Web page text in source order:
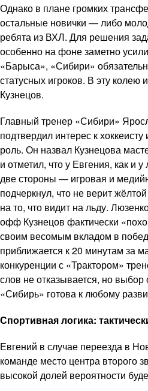
Однако в плане громких
остальные новички — либо
ребята из ВХЛ. Для решения
особенно на фоне заметно
«Барыса», «Сибири»
статусных игроков. В эту колею
Кузнецов.
Главный тренер «Сибири»
подтвердил интерес к
роль. Он назвал Кузнецова
и отметил, что у Евгения, как и
две стороны — игровая и
подчеркнул, что не верит
на то, что видит на льду.
офф Кузнецов фактически
своим весомым вкладом в
приближается к 20 минутам за
конкуренции с «Трактором»
слов не отказывается, но выбор
«Сибирь» готова к любому
Спортивная логика:
Евгений в случае переезда в
команде место центра второго
высокой долей вероятности